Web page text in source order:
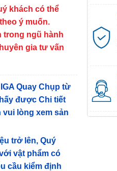
khách có thể
ý muốn.
trong ngũ hành
gia tư vấn
Quay Chụp từ
được Chi tiết
vui lòng xem sản
trở lên, Quý
vật phẩm có
cầu kiểm định